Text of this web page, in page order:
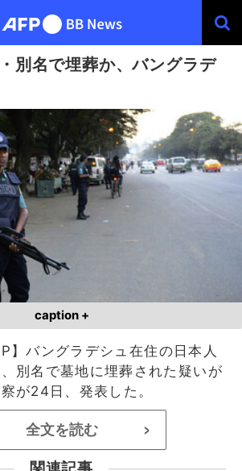
別名で埋葬か、バングラデ
caption +
】バングラデシュ在住の日本人
別名で墓地に埋葬された疑いが
が24日、発表した。
全文を読む >